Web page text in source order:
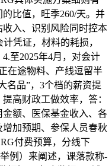
比值，旺季260/天。并
入、识别风险同时控本
凭证，材料的耗损，
至2025年4月，对会计
在途物料、产线逗留半
名品”，3个档的薪资提
高财政工做效率，答：
额、医保基金收入、各
加预期、参保人员春秋
付费预算，分线下
例）来阐述，课落款称-